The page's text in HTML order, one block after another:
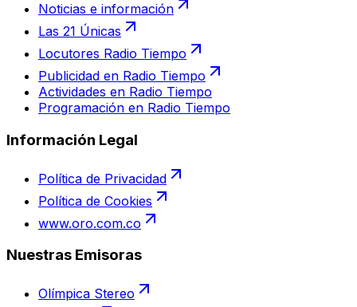
Noticias e información
Las 21 Únicas
Locutores Radio Tiempo
Publicidad en Radio Tiempo
Actividades en Radio Tiempo
Programación en Radio Tiempo
Información Legal
Política de Privacidad
Política de Cookies
www.oro.com.co
Nuestras Emisoras
Olímpica Stereo